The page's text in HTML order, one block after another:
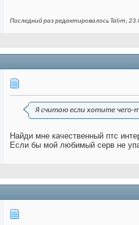
Последний раз редактировалось Talim;
Я считаю если хотите чего-
Найди мне качественный птс
Если бы мой любимый серв не